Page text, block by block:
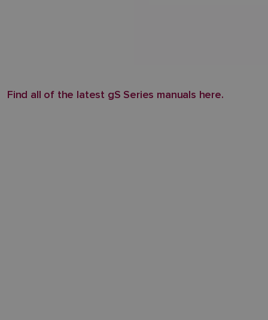
Find all of the latest gS Series manuals here.